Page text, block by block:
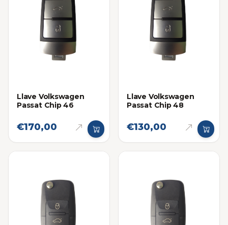
Llave Volkswagen
Passat Chip 46
€170,00
Llave Volkswagen
Passat Chip 48
€130,00